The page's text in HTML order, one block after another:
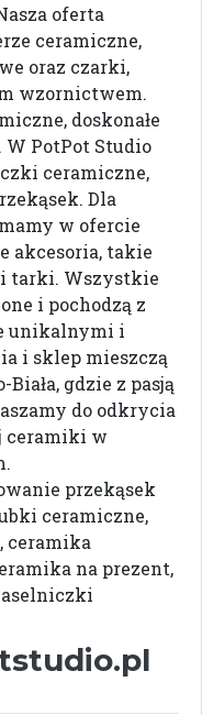
oferta
ceramiczne,
oraz czarki,
wzornictwem.
doskonałe
W PotPot Studio
ceramiczne,
Dla
w ofercie
akcesoria, takie
tarki. Wszystkie
i pochodzą z
unikalnymi i
i sklep mieszczą
gdzie z pasją
do odkrycia
ceramiki w
przekąsek
ceramiczne,
ceramika
na prezent,